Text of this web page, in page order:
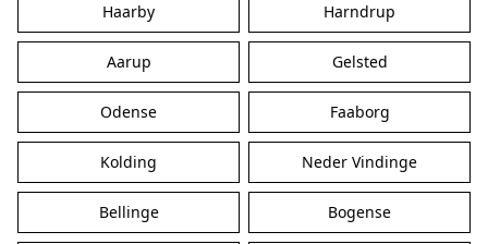
Haarby Harndrup
Aarup Gelsted
Odense Faaborg
Kolding Neder Vindinge
Bellinge Bogense